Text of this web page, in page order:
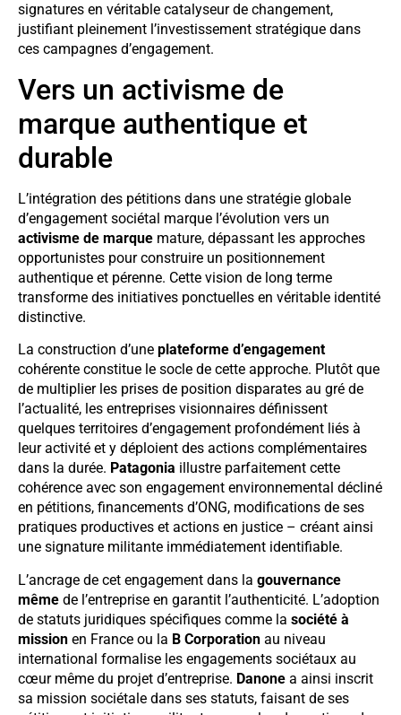
signatures en véritable catalyseur de changement,
justifiant pleinement l’investissement stratégique dans
ces campagnes d’engagement.
Vers un activisme de
marque authentique et
durable
L’intégration des pétitions dans une stratégie globale
d’engagement sociétal marque l’évolution vers un
activisme de marque mature, dépassant les approches
opportunistes pour construire un positionnement
authentique et pérenne. Cette vision de long terme
transforme des initiatives ponctuelles en véritable identité
distinctive.
La construction d’une plateforme d’engagement
cohérente constitue le socle de cette approche. Plutôt que
de multiplier les prises de position disparates au gré de
l’actualité, les entreprises visionnaires définissent
quelques territoires d’engagement profondément liés à
leur activité et y déploient des actions complémentaires
dans la durée. Patagonia illustre parfaitement cette
cohérence avec son engagement environnemental décliné
en pétitions, financements d’ONG, modifications de ses
pratiques productives et actions en justice – créant ainsi
une signature militante immédiatement identifiable.
L’ancrage de cet engagement dans la gouvernance
même de l’entreprise en garantit l’authenticité. L’adoption
de statuts juridiques spécifiques comme la société à
mission en France ou la B Corporation au niveau
international formalise les engagements sociétaux au
cœur même du projet d’entreprise. Danone a ainsi inscrit
sa mission sociétale dans ses statuts, faisant de ses